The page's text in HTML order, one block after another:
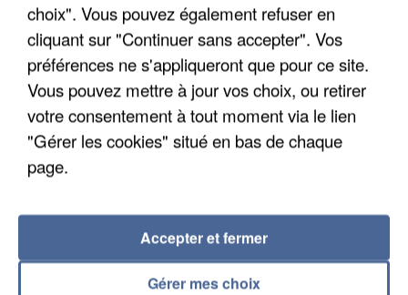
LES DONNÉES DE 300 000 CLIENTS DÉROBÉES À
INTERMARCHÉ APRÈS UNE...
choix". Vous pouvez également refuser en
cliquant sur "Continuer sans accepter". Vos
préférences ne s'appliqueront que pour ce site.
Vous pouvez mettre à jour vos choix, ou retirer
votre consentement à tout moment via le lien
"Gérer les cookies" situé en bas de chaque
page.
Gérer mes choix
Accepter et fermer